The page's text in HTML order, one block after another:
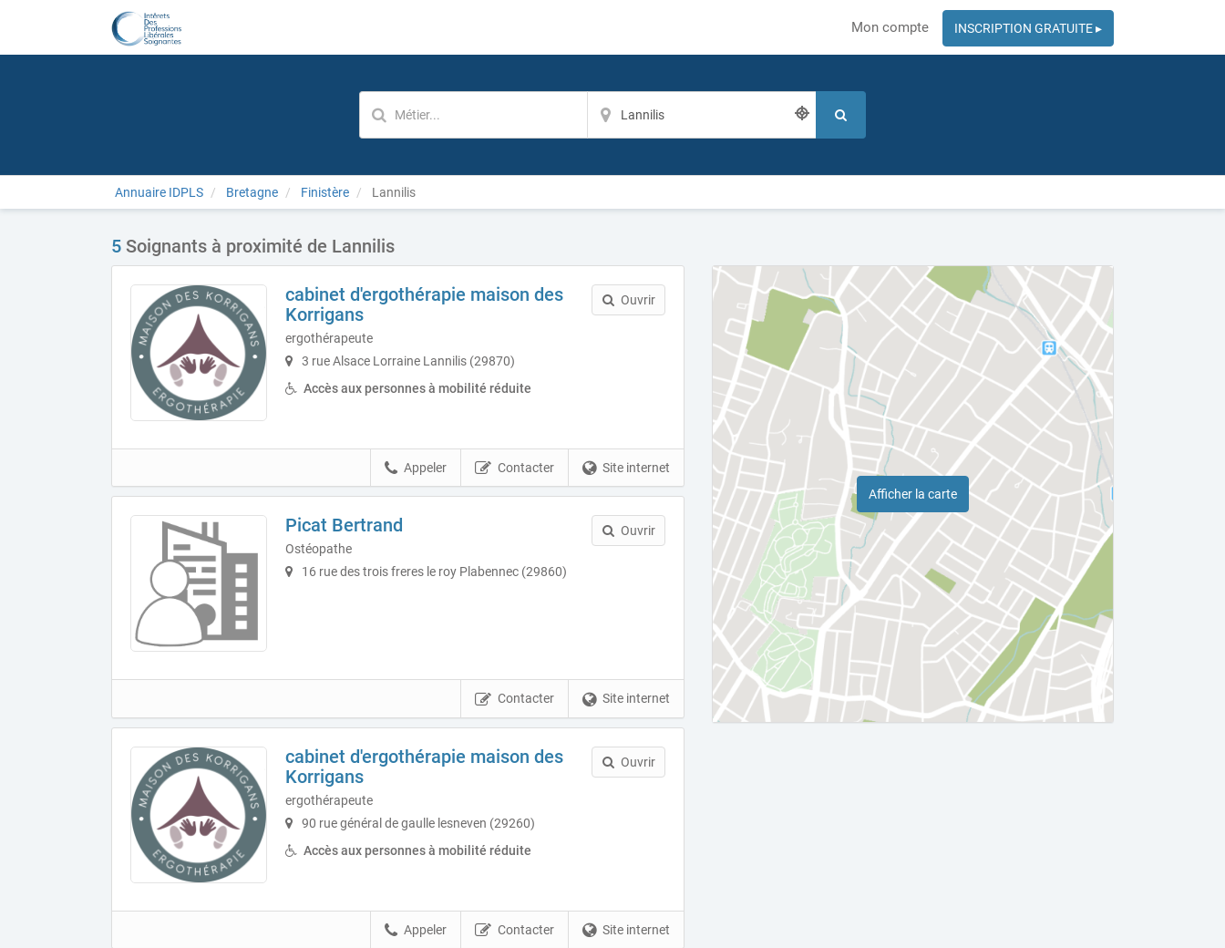
Mon compte INSCRIPTION GRATUITE ▸
Annuaire IDPLS Bretagne Finistère Lannilis
5 Soignants à proximité de Lannilis
cabinet d'ergothérapie maison des
Korrigans
ergothérapeute
3 rue Alsace Lorraine Lannilis (29870)
Accès aux personnes à mobilité réduite
Ouvrir
Site internet
Contacter
Appeler
Picat Bertrand
Ostéopathe
16 rue des trois freres le roy Plabennec (29860)
Ouvrir
Site internet
Contacter
cabinet d'ergothérapie maison des
Korrigans
ergothérapeute
90 rue général de gaulle lesneven (29260)
Accès aux personnes à mobilité réduite
Ouvrir
Site internet
Contacter
Appeler
Afficher la carte